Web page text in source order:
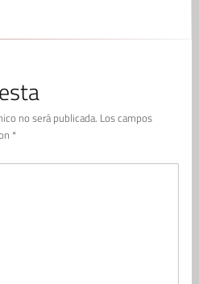
no será publicada. Los campos
*